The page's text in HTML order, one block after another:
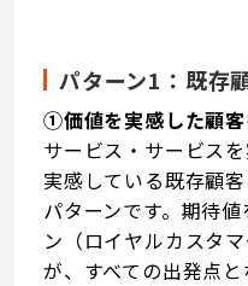
パターン1：既存
①価値を実感した顧
サービス・サービス
実感している既存顧
パターンです。期待
ン（ロイヤルカスタ
が、すべての出発点と